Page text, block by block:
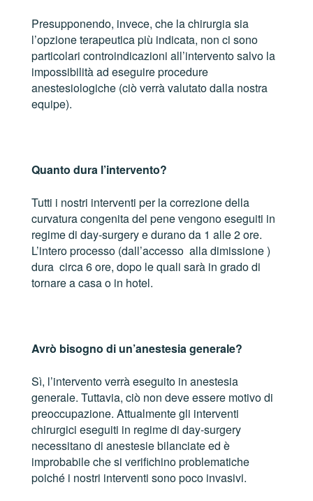
Presupponendo, invece, che la chirurgia sia
l’opzione terapeutica più indicata, non ci sono
particolari controindicazioni all’intervento salvo la
impossibilità ad eseguire procedure
anestesiologiche (ciò verrà valutato dalla nostra
equipe).
Quanto dura l’intervento?
Tutti i nostri interventi per la correzione della
curvatura congenita del pene vengono eseguiti in
regime di day-surgery e durano da 1 alle 2 ore.
L’intero processo (dall’accesso alla dimissione )
dura circa 6 ore, dopo le quali sarà in grado di
tornare a casa o in hotel.
Avrò bisogno di un’anestesia generale?
Sì, l’intervento verrà eseguito in anestesia
generale. Tuttavia, ciò non deve essere motivo di
preoccupazione. Attualmente gli interventi
chirurgici eseguiti in regime di day-surgery
necessitano di anestesie bilanciate ed è
improbabile che si verifichino problematiche
poiché i nostri interventi sono poco invasivi.